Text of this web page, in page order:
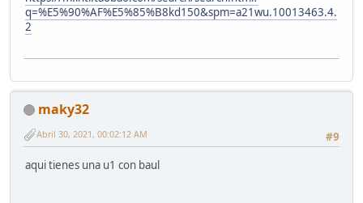
q=%E5%90%AF%E5%85%B8kd150&spm=a21wu.10013463.4.
2
maky32
#9
Abril 30, 2021, 00:02:12 AM
aqui tienes una u1 con baul